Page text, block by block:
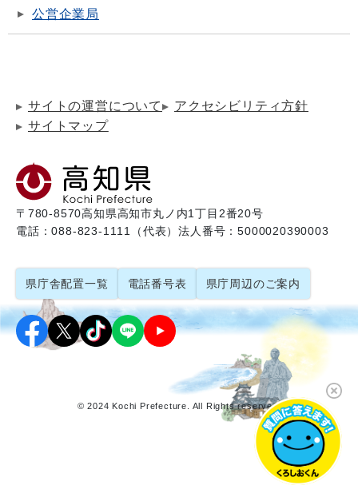
公営企業局
サイトの運営について
アクセシビリティ方針
サイトマップ
〒780-8570高知県高知市丸ノ内1丁目2番20号
電話：088-823-1111（代表）法人番号：5000020390003
県庁舎配置一覧 電話番号表 県庁周辺のご案内
© 2024 Kochi Prefecture. All Rights reserved.